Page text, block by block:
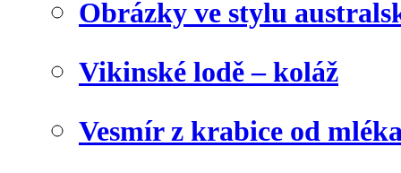
Obrázky ve stylu
Vikinské lodě – koláž
Vesmír z krabice od